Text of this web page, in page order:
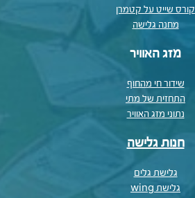
קורס שייט על קטמרן
מחנה גלישה
מזג האוויר
שידור חי מהחוף
התחזית של מתי
נתוני מזג האוויר
חנות גלישה
גלישת גלים
גלישת wing